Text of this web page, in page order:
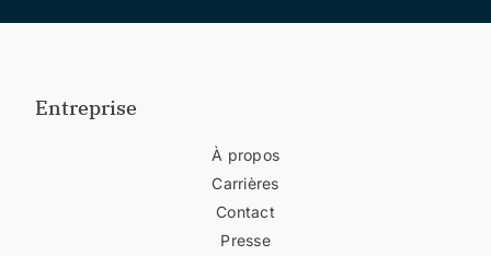
Entreprise
À propos
Carrières
Contact
Presse